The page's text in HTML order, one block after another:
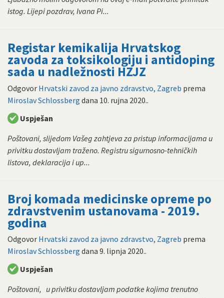
istog. Lijepi pozdrav, Ivana Pi...
Registar kemikalija Hrvatskog
zavoda za toksikologiju i antidoping
sada u nadležnosti HZJZ
Odgovor Hrvatski zavod za javno zdravstvo, Zagreb prema
Miroslav Schlossberg dana 10. rujna 2020..
Uspješan
Poštovani, slijedom Vašeg zahtjeva za pristup informacijama u
privitku dostavljam traženo. Registru sigurnosno-tehničkih
listova, deklaracija i up...
Broj komada medicinske opreme po
zdravstvenim ustanovama - 2019.
godina
Odgovor Hrvatski zavod za javno zdravstvo, Zagreb prema
Miroslav Schlossberg dana 9. lipnja 2020..
Uspješan
Poštovani, u privitku dostavljam podatke kojima trenutno